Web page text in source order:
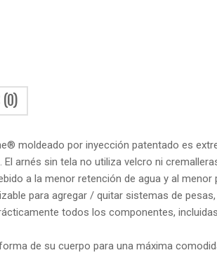
(0)
moldeado por inyección patentado es
arnés sin tela no utiliza velcro ni
a la menor retención de agua y al
para agregar / quitar sistemas de
todos los componentes,
de su cuerpo para una máxima